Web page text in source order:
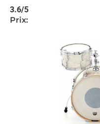
3.6/5
Prix: